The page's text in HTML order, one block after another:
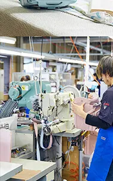
厄除けの紋様
想いをつなぎ
「つむもの」
大切な時を歩
す。
15mm
下ベルトを伸
しっかりと吸
背負ったとき
身体にかかる
ベルトが伸縮
特典その2
傷や汚れ
6年間大切に
てくれるラン
した。
クリアタイプ